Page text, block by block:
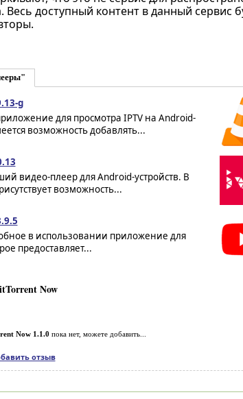
Весь доступный контент в данный сервис
g
для просмотра IPTV на Android-
возможность добавлять...
видео-плеер для Android-устройств. В
возможность...
в использовании приложение для
предоставляет...
Now
Now 1.1.0 пока нет, можете добавить...
отзыв